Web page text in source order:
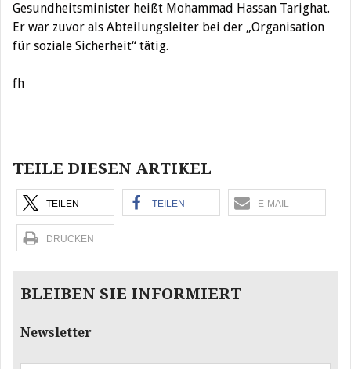
Gesundheitsminister heißt Mohammad Hassan Tarighat.
Er war zuvor als Abteilungsleiter bei der „Organisation
für soziale Sicherheit“ tätig.
fh
TEILE DIESEN ARTIKEL
TEILEN TEILEN E-MAIL
DRUCKEN
BLEIBEN SIE INFORMIERT
Newsletter